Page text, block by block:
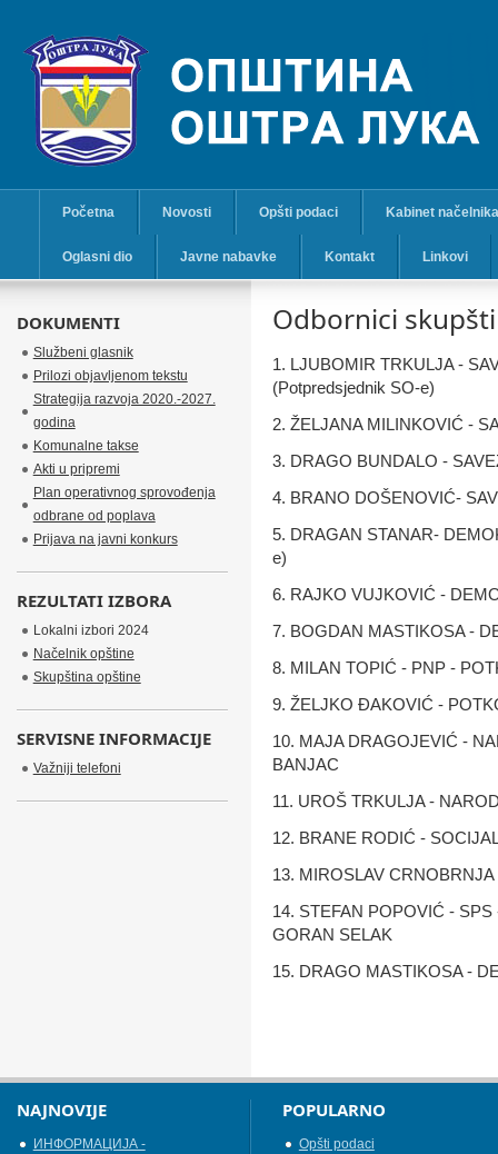
Početna Novosti Opšti podaci Kabinet načelnika
Oglasni dio Javne nabavke Kontakt Linkovi
Odbornici
1. LJUBOMIR TRKULJA -
(Potpredsjednik SO-e)
2. ŽELJANA MILINKOVIĆ -
3. DRAGO BUNDALO -
4. BRANO DOŠENOVIĆ-
5. DRAGAN STANAR-
e)
6. RAJKO VUJKOVIĆ -
7. BOGDAN MASTIKOSA -
8. MILAN TOPIĆ - PNP -
9. ŽELJKO ĐAKOVIĆ -
10. MAJA DRAGOJEVIĆ -
BANJAC
11. UROŠ TRKULJA-
12. BRANE RODIĆ -
13. MIROSLAV
14. STEFAN POPOVIĆ -
GORAN SELAK
15. DRAGO MASTIKOSA -
DOKUMENTI
Službeni glasnik
Prilozi objavljenom tekstu
Strategija razvoja 2020.-2027.
godina
Komunalne takse
Akti u pripremi
Plan operativnog sprovođenja
odbrane od poplava
Prijava na javni konkurs
REZULTATI IZBORA
Lokalni izbori 2024
Načelnik opštine
Skupština opštine
SERVISNE INFORMACIJE
Važniji telefoni
NAJNOVIJE
ИНФОРМАЦИЈА -
POPULARNO
Opšti podaci